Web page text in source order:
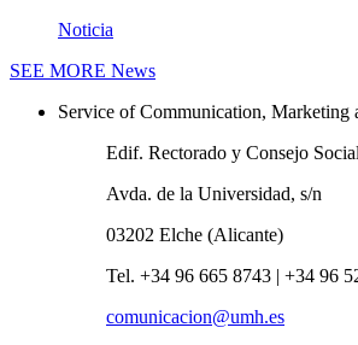
Noticia
SEE MORE News
Service of Communication, Marketing
Edif. Rectorado y Consejo Social
Avda. de la Universidad, s/n
03202 Elche (Alicante)
Tel. +34 96 665 8743 | +34 96
comunicacion@umh.es